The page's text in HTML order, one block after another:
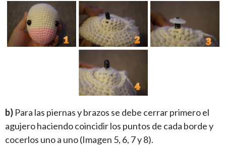
b) Para las piernas y brazos se debe cerrar primero el
agujero haciendo coincidir los puntos de cada borde y
cocerlos uno a uno (Imagen 5, 6, 7 y 8).